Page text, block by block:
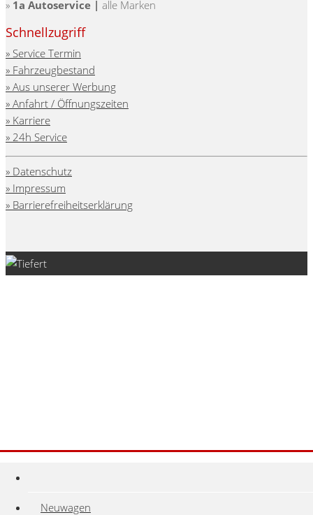
Neuwagen
» 1a Autoservice | alle Marken
Schnellzugriff
» Service Termin
» Fahrzeugbestand
» Aus unserer Werbung
» Anfahrt / Öffnungszeiten
» Karriere
» 24h Service
» Datenschutz
» Impressum
» Barrierefreiheitserklärung